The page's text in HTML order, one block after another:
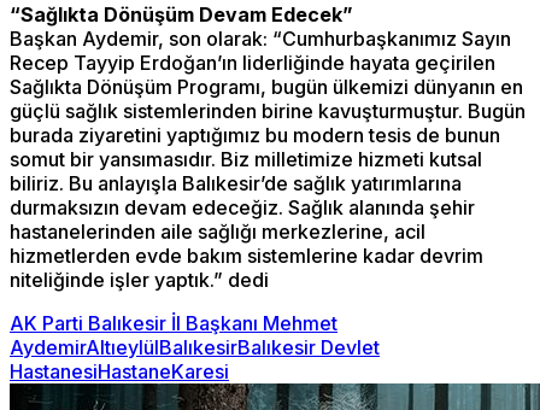
“Sağlıkta Dönüşüm Devam Edecek”
Başkan Aydemir, son olarak: “Cumhurbaşkanımız Sayın
Recep Tayyip Erdoğan’ın liderliğinde hayata geçirilen
Sağlıkta Dönüşüm Programı, bugün ülkemizi dünyanın en
güçlü sağlık sistemlerinden birine kavuşturmuştur. Bugün
burada ziyaretini yaptığımız bu modern tesis de bunun
somut bir yansımasıdır. Biz milletimize hizmeti kutsal
biliriz. Bu anlayışla Balıkesir’de sağlık yatırımlarına
durmaksızın devam edeceğiz. Sağlık alanında şehir
hastanelerinden aile sağlığı merkezlerine, acil
hizmetlerden evde bakım sistemlerine kadar devrim
niteliğinde işler yaptık.” dedi
AK Parti Balıkesir İl Başkanı Mehmet
AydemirAltıeylülBalıkesirBalıkesir Devlet
HastanesiHastaneKaresi